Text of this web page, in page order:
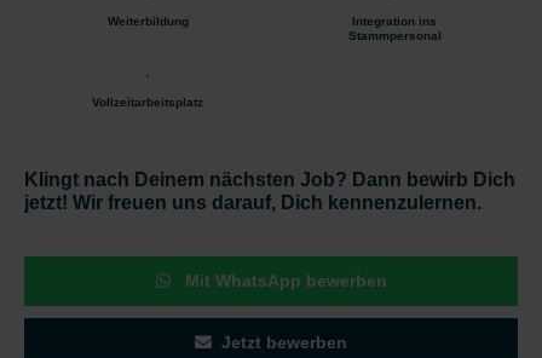
Weiterbildung
Integration ins
Stammpersonal
Vollzeitarbeitsplatz
Klingt nach Deinem nächsten Job? Dann bewirb Dich
jetzt! Wir freuen uns darauf, Dich kennenzulernen.
Mit WhatsApp bewerben
Jetzt bewerben